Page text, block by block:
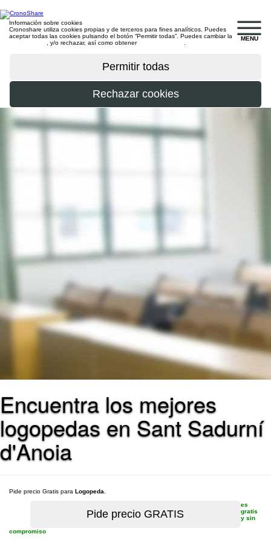
MENU
Información sobre cookies
Cronoshare utiliza cookies propias y de terceros para fines analíticos. Puedes
aceptar todas las cookies pulsando el botón “Permitir todas”. Puedes cambiar la
, y/o rechazar, así como obtener
Encuentra los mejores
logopedas en Sant Sadurní
d'Anoia
Pide precio Gratis para Logopeda
es
gratis
y sin
compromiso